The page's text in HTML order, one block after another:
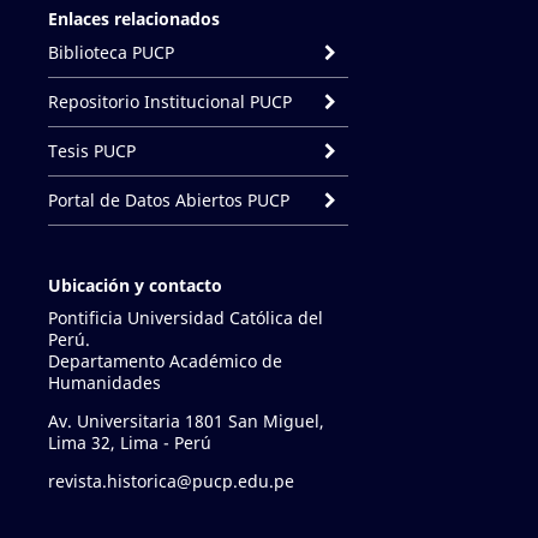
Enlaces relacionados
Biblioteca PUCP
Repositorio Institucional PUCP
Tesis PUCP
Portal de Datos Abiertos PUCP
Ubicación y contacto
Pontificia Universidad Católica del
Perú.
Departamento Académico de
Humanidades
Av. Universitaria 1801 San Miguel,
Lima 32, Lima - Perú
revista.historica@pucp.edu.pe